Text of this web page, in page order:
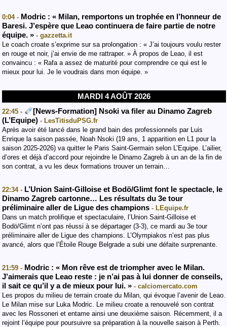
0:04 - Modric : « Milan, remportons un trophée en l’honneur de
Baresi. J’espère que Leao continuera de faire partie de notre
équipe. » - gazzetta.it
Le coach croate s’exprime sur sa prolongation : « J’ai toujours voulu rester
en rouge et noir, j’ai envie de me rattraper. » À propos de Leao, il est
convaincu : « Rafa a assez de maturité pour comprendre ce qui est le
mieux pour lui. Je le voudrais dans mon équipe. »
MARDI 4 AOÛT 2026
22:45 -
[News-Formation] Nsoki va filer au Dinamo Zagreb
(L’Equipe) - LesTitisduPSG.fr
Après avoir été lancé dans le grand bain des professionnels par Luis
Enrique la saison passée, Noah Nsoki (19 ans, 1 apparition en L1 pour la
saison 2025-2026) va quitter le Paris Saint-Germain selon L’Equipe. L’ailier,
d’ores et déjà d’accord pour rejoindre le Dinamo Zagreb à un an de la fin de
son contrat, a vu les deux formations trouver un terrain…
22:34 - L’Union Saint-Gilloise et Bodö/Glimt font le spectacle, le
Dinamo Zagreb cartonne… Les résultats du 3e tour
préliminaire aller de Ligue des champions - LEquipe.fr
Dans un match prolifique et spectaculaire, l’Union Saint-Gilloise et
Bodö/Glimt n’ont pas réussi à se départager (3-3), ce mardi au 3e tour
préliminaire aller de Ligue des champions. L’Olympiakos n’est pas plus
avancé, alors que l’Étoile Rouge Belgrade a subi une défaite surprenante.
21:59 - Modric : « Mon rêve est de triompher avec le Milan.
J’aimerais que Leao reste : je n’ai pas à lui donner de conseils,
il sait ce qu’il y a de mieux pour lui. » - calciomercato.com
Les propos du milieu de terrain croate du Milan, qui évoque l’avenir de Leao.
Le Milan mise sur Luka Modric. Le milieu croate a renouvelé son contrat
avec les Rossoneri et entame ainsi une deuxième saison. Récemment, il a
rejoint l’équipe pour poursuivre sa préparation à la nouvelle saison à Perth.